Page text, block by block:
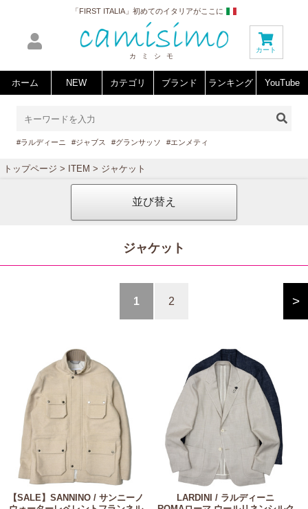
「FIRST ITALIA」初めてのイタリアがここに
カミシモ
カート
ホーム NEW カテゴリ ブランド ランキング YouTube
#ラルディーニ #ジャブス #グランサッソ #エンメティ
トップページ > ITEM > ジャケット
並び替え
ジャケット
>
1 2
【SALE】SANNINO / サンニーノ
LARDINI / ラルディーニ